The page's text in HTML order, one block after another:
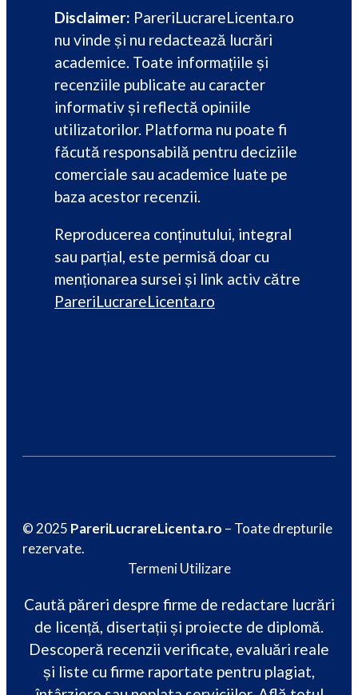
Disclaimer: PareriLucrareLicenta.ro
nu vinde și nu redactează lucrări
academice. Toate informațiile și
recenziile publicate au caracter
informativ și reflectă opiniile
utilizatorilor. Platforma nu poate fi
făcută responsabilă pentru deciziile
comerciale sau academice luate pe
baza acestor recenzii.
Reproducerea conținutului, integral
sau parțial, este permisă doar cu
menționarea sursei și link activ către
PareriLucrareLicenta.ro
© 2025 PareriLucrareLicenta.ro – Toate drepturile
rezervate.
Termeni Utilizare
Caută păreri despre firme de redactare lucrări
de licență, disertații și proiecte de diplomă.
Descoperă recenzii verificate, evaluări reale
și liste cu firme raportate pentru plagiat,